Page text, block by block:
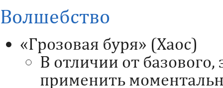
Волшебство
«Грозовая буря» (Хаос)
В отличии от
применить